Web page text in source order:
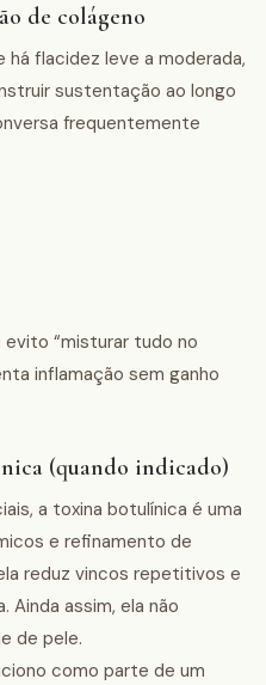
de colágeno
há flacidez leve a moderada,
sustentação ao longo
frequentemente
“misturar tudo no
inflamação sem ganho
(quando indicado)
a toxina botulínica é uma
e refinamento de
reduz vincos repetitivos e
Ainda assim, ela não
de pele.
como parte de um